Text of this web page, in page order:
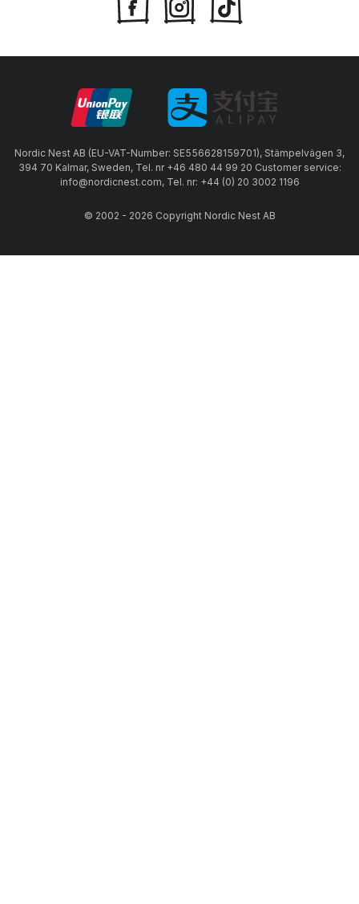
Nordic Nest AB (EU-VAT-Number: SE556628159701), Stämpelvägen 3,
394 70 Kalmar, Sweden, Tel. nr +46 480 44 99 20 Customer service:
info@nordicnest.com, Tel. nr: +44 (0) 20 3002 1196
© 2002 - 2026 Copyright Nordic Nest AB